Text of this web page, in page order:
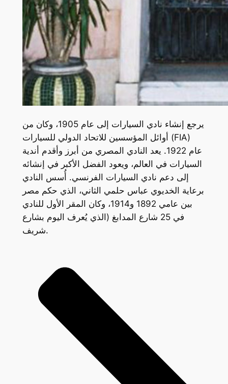
يرجع إنشاء نادي السيارات إلى عام 1905، وكان من
أوائل المؤسسين للاتحاد الدولي للسيارات (FIA)
عام 1922. يعد النادي المصري من أبرز وأقدم أندية
السيارات في العالم، ويعود الفضل الأكبر في إنشائه
إلى دعم نادي السيارات الفرنسي. أُسس النادي
برعاية الخديوي عباس حلمي الثاني، الذي حكم مصر
بين عامي 1892 و1914، وكان المقر الأول للنادي
في 25 شارع المدابغ (الذي يُعرف اليوم بشارع
شريف.